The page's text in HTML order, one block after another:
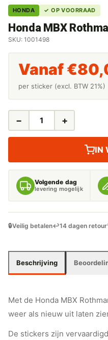
HONDA ✓ OP VOORRAAD
Honda MBX
SKU: 1001498
Vanaf €
per sticker (excl. BTW 21%)
− +
IN
Volgende dag
levering mogelijk
🔒Veilig betalen↩️14 dagen retour
Beschrijving
Met de Honda MBX
weer als nieuw uit laten
De stickers zijn